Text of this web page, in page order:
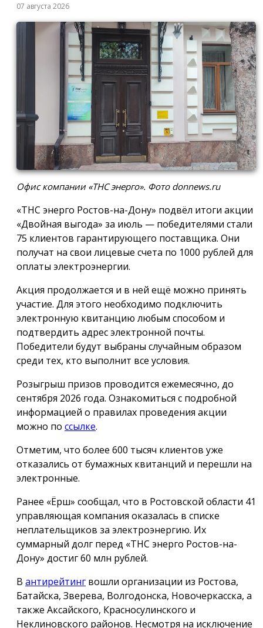
07 августа 2026
Офис компании «ТНС энерго». Фото donnews.ru
«ТНС энерго Ростов-на-Дону» подвёл итоги акции
«Двойная выгода» за июль — победителями стали
75 клиентов гарантирующего поставщика. Они
получат на свои лицевые счета по 1000 рублей для
оплаты электроэнергии.
Акция продолжается и в ней ещё можно принять
участие. Для этого необходимо подключить
электронную квитанцию любым способом и
подтвердить адрес электронной почты.
Победители будут выбраны случайным образом
среди тех, кто выполнит все условия.
Розыгрыш призов проводится ежемесячно, до
сентября 2026 года. Ознакомиться с подробной
информацией о правилах проведения акции
можно по ссылке.
Отметим, что более 600 тысяч клиентов уже
отказались от бумажных квитанций и перешли на
электронные.
Ранее «Ёрш» сообщал, что в Ростовской области 41
управляющая компания оказалась в списке
неплательщиков за электроэнергию. Их
суммарный долг перед «ТНС энерго Ростов-на-
Дону» достиг 60 млн рублей.
В антирейтинг вошли организации из Ростова,
Батайска, Зверева, Волгодонска, Новочеркасска, а
также Аксайского, Красносулинского и
Неклиновского районов. Несмотря на исключение